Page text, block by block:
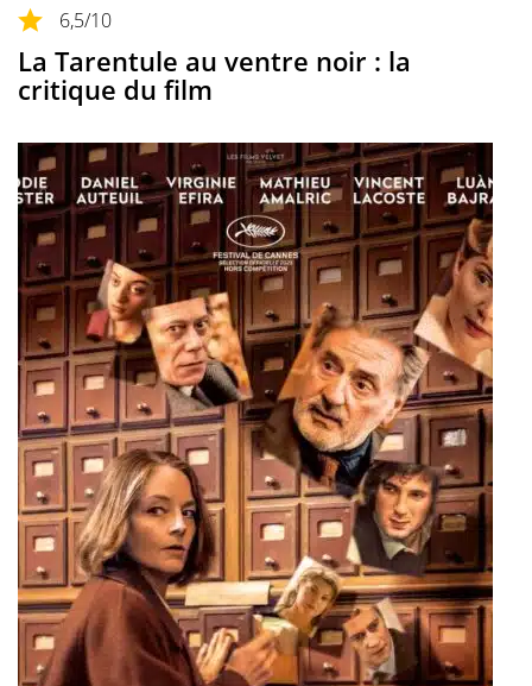
6,5/10
La Tarentule au ventre noir : la
critique du film